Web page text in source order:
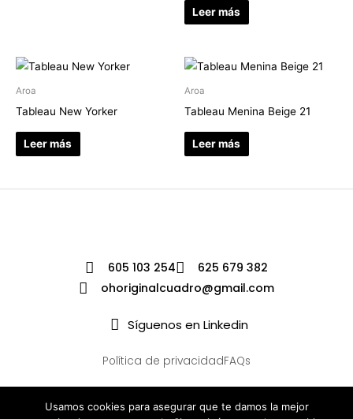
Leer más
Aroa
Tableau New Yorker
Leer más
Aroa
Tableau Menina Beige 21
Leer más
605 103 254
625 679 382
ohoriginalcuadro@gmail.com
Síguenos en Linkedin
Política de privacidadFAQs
Usamos cookies para asegurar que te damos la mejor